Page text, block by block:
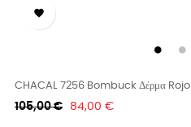

CHACAL 7256 Bombuck Δέρμα Rojo
Κανονική
105,00 € Τιμή
84,00 €